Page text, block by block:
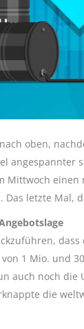
oben,
angespannter
Mittwoch einen
Das letzte Mal,
1 Mio. und
auch noch die
die